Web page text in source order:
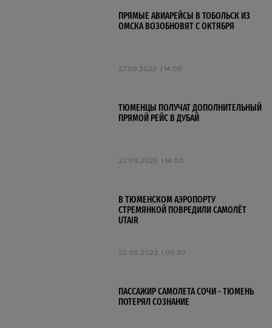
ПРЯМЫЕ АВИАРЕЙСЫ В ТОБОЛЬСК ИЗ
ОМСКА ВОЗОБНОВЯТ С ОКТЯБРЯ
27.09.2023 14:00
ТЮМЕНЦЫ ПОЛУЧАТ ДОПОЛНИТЕЛЬНЫЙ
ПРЯМОЙ РЕЙС В ДУБАЙ
22.09.2023 14:00
В ТЮМЕНСКОМ АЭРОПОРТУ
СТРЕМЯНКОЙ ПОВРЕДИЛИ САМОЛЁТ
UTAIR
22.09.2023 05:30
ПАССАЖИР САМОЛЕТА СОЧИ - ТЮМЕНЬ
ПОТЕРЯЛ СОЗНАНИЕ